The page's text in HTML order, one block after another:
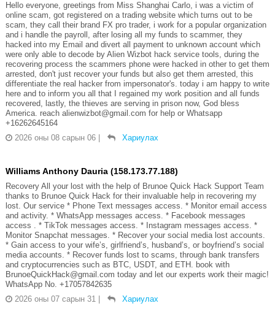
Hello everyone, greetings from Miss Shanghai Carlo, i was a victim of
online scam, got registered on a trading website which turns out to be
scam, they call their brand FX pro trader, i work for a popular organization
and i handle the payroll, after losing all my funds to scammer, they
hacked into my Email and divert all payment to unknown account which
were only able to decode by Alien Wizbot hack service tools, during the
recovering process the scammers phone were hacked in other to get them
arrested, don't just recover your funds but also get them arrested, this
differentiate the real hacker from impersonator's. today i am happy to write
here and to inform you all that I regained my work position and all funds
recovered, lastly, the thieves are serving in prison now, God bless
America. reach alienwizbot@gmail.com for help or Whatsapp
+16262645164
2026 оны 08 сарын 06
Хариулах
Williams Anthony Dauria (158.173.77.188)
Recovery All your lost with the help of Brunoe Quick Hack Support Team
thanks to Brunoe Quick Hack for their invaluable help in recovering my
lost. Our service * Phone Text messages access. * Monitor email access
and activity. * WhatsApp messages access. * Facebook messages
access . * TikTok messages access. * Instagram messages access. *
Monitor Snapchat messages. * Recover your social media lost accounts.
* Gain access to your wife’s, girlfriend’s, husband’s, or boyfriend’s social
media accounts. * Recover funds lost to scams, through bank transfers
and cryptocurrencies such as BTC, USDT, and ETH. book with
BrunoeQuickHack@gmail.com today and let our experts work their magic!
WhatsApp No. +17057842635
2026 оны 07 сарын 31
Хариулах